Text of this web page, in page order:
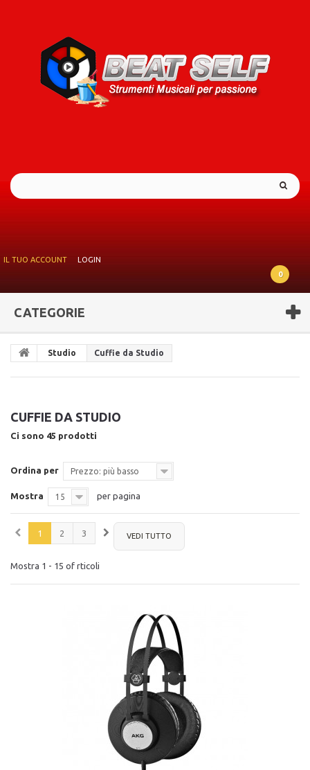
IL TUO ACCOUNT
LOGIN
0
CATEGORIE
Studio Cuffie da Studio
CUFFIE DA STUDIO
Ci sono 45 prodotti
Ordina per Prezzo: più basso
Mostra 15 per pagina
VEDI TUTTO
1 2 3
Mostra 1 - 15 of rticoli